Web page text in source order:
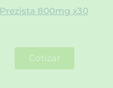
Prezista 800mg x30
Cotizar